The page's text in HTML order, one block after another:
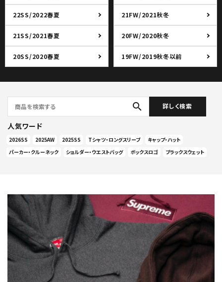
22SS/2022春夏 21FW/2021秋冬
21SS/2021春夏 20FW/2020秋冬
20SS/2020春夏 19FW/2019秋冬以前
search 詳しく検索
人気ワード
2026SS 2025AW 2025SS Tシャツ・ロングスリーブ
キャップ・ハット
パーカー・クルーネック
ショルダー・ウエストバッグ ボックスロゴ ブラックスウェット